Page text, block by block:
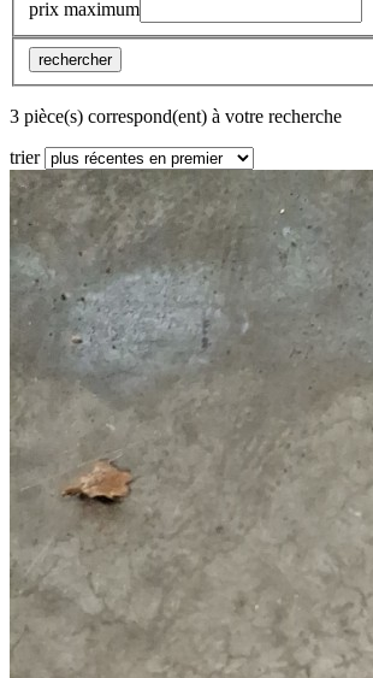
prix maximum
rechercher
3 pièce(s) correspond(ent) à votre recherche
trier